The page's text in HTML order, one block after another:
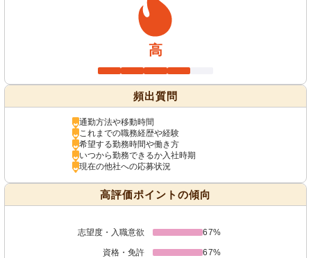
高
頻出質問
通勤方法や移動時間
これまでの職務経歴や経験
希望する勤務時間や働き方
いつから勤務できるか入社時期
現在の他社への応募状況
高評価ポイントの傾向
志望度・入職意欲 67%
資格・免許 67%